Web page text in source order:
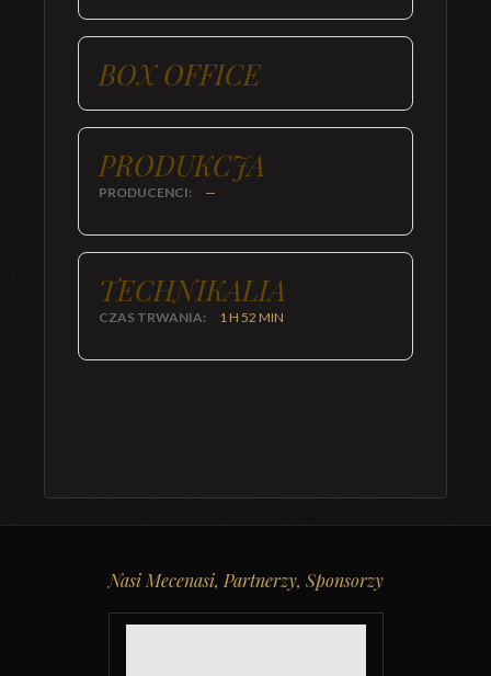
BOX OFFICE
PRODUKCJA
PRODUCENCI: —
TECHNIKALIA
CZAS TRWANIA: 1 H 52 MIN
Nasi Mecenasi, Partnerzy, Sponsorzy